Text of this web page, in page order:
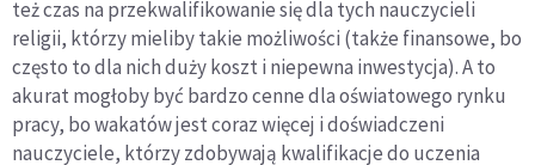
też czas na przekwalifikowanie się dla tych nauczycieli
religii, którzy mieliby takie możliwości (także finansowe, bo
często to dla nich duży koszt i niepewna inwestycja). A to
akurat mogłoby być bardzo cenne dla oświatowego rynku
pracy, bo wakatów jest coraz więcej i doświadczeni
nauczyciele, którzy zdobywają kwalifikacje do uczenia